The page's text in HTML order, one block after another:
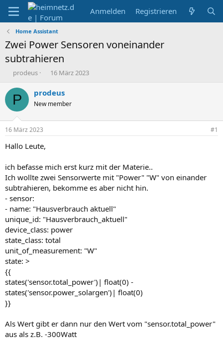
Anmelden Registrieren
Home Assistant
Zwei Power Sensoren voneinander
subtrahieren
E
s
e
r
prodeus
E
s
e
t
16 März 2023
P prodeus
New member
16 März 2023 #1
Hallo Leute,
ich befasse mich erst kurz mit der Materie..
Ich wollte zwei Sensorwerte mit "Power" "W" von einander
subtrahieren, bekomme es aber nicht hin.
- sensor:
- name: "Hausverbrauch aktuell"
unique_id: "Hausverbrauch_aktuell"
device_class: power
state_class: total
unit_of_measurement: "W"
state: >
{{
states('sensor.total_power')| float(0) -
states('sensor.power_solargen')| float(0)
}}
Als Wert gibt er dann nur den Wert vom "sensor.total_power"
aus als z.B. -300Watt